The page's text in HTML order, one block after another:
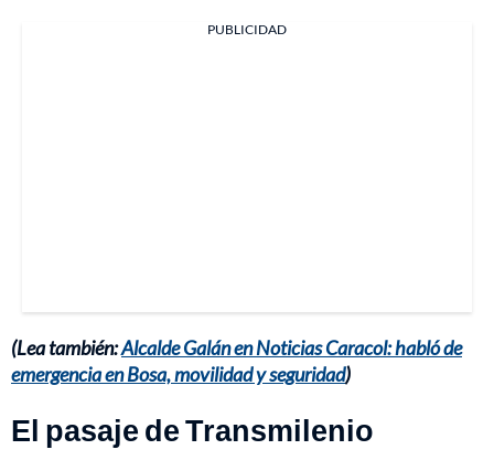
PUBLICIDAD
(Lea también:Alcalde Galán en Noticias Caracol: habló de
emergencia en Bosa, movilidad y seguridad)
El pasaje de Transmilenio